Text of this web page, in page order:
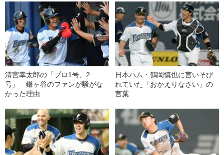
清宮幸太郎の「プロ1号、2
号」 鎌ヶ谷のファンが騒がな
かった理由
日本ハム・鶴岡慎也に言いそび
れていた「おかえりなさい」の
言葉